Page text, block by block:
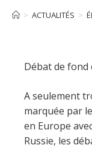
> ACTUALITÉS >
Débat de fond
A seulement
marquée par
en Europe
Russie, les